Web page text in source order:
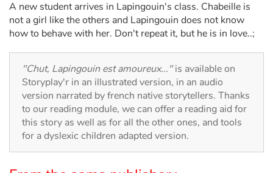
Ecology, nature, seasons
The animals
Travel, epic, investigation, adventure
Around the world
A new student arrives in Lapingouin's class. Chabeille is
not a girl like the others and Lapingouin does not know
how to behave with her. Don't repeat it, but he is in love..;
"Chut, Lapingouin est amoureux..."is available on
Storyplay'r in an illustrated version, in an audio
version narrated by french native storytellers. Thanks
to our reading module, we can offer a reading aid for
this story as well as for all the other ones, and tools
for a dyslexic children adapted version.